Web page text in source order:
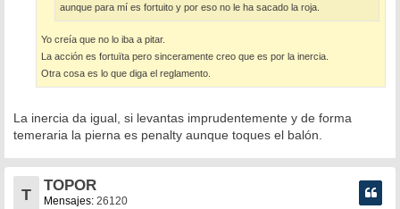
aunque para mí es fortuito y por eso no le ha sacado la roja.
Yo creía que no lo iba a pitar.
La acción es fortuïta pero sinceramente creo que es por la inercia.
Otra cosa es lo que diga el reglamento.
La inercia da igual, si levantas imprudentemente y de forma
temeraria la pierna es penalty aunque toques el balón.
T
TOPOR
Mensajes: 26120